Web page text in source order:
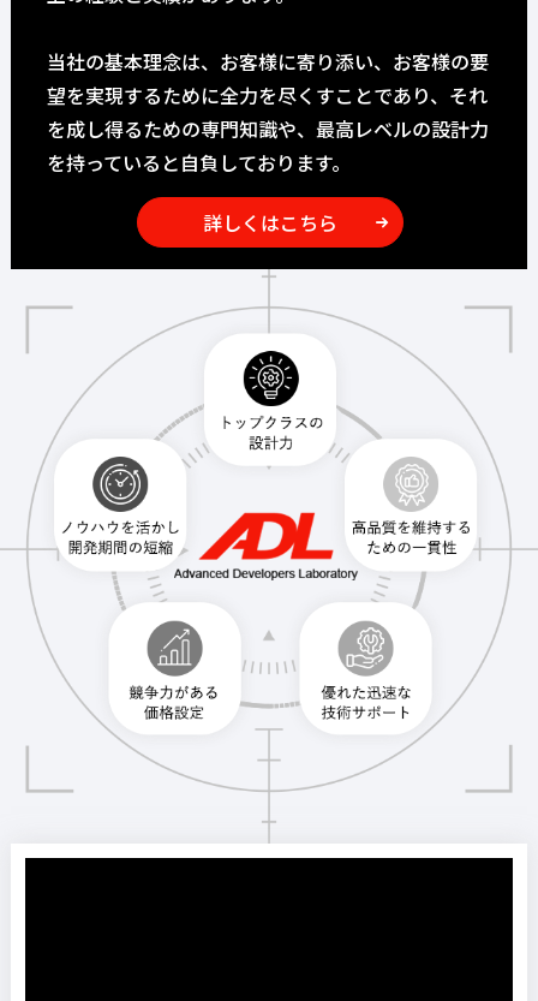
当社の基本理念は、お客様に寄り添い、お客様の要
望を実現するために全力を尽くすことであり、それ
を成し得るための専門知識や、最高レベルの設計力
を持っていると自負しております。
詳しくはこちら